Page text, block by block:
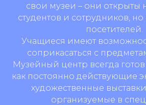
свои музеи – они открыты
студентов и сотрудников,
посетителей.
Учащиеся имеют
соприкасаться с
Музейный центр всегда готов
как постоянно действующие
художественные
организуемые в